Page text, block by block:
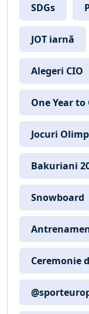
SDGs
JOT iarnă
Alegeri CIO
One Year to
Jocuri
Bakuriani
Snowboard
Ceremonie